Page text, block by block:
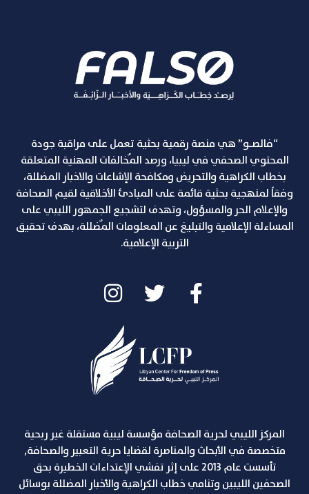
“فالصـو” هي منصة رقمية بحثية تعمل على مراقبة جودة
المحتوي الصحفي في ليبيا، ورصد المٌخالفات المهنية المتعلقة
بخطاب الكراهية والتحريض ومكافحة الإشاعات والاخبار المضللة،
وفقاً لمنهجية بحثية قائمة على المبادئ الأخلاقية لقيم الصحافة
والإعلام الحر والمسؤول، وتهدف لتشجيع الجمهور الليبي على
المساءلة الإعلامية والتبليغ عن المعلومات المٌضللة، بهدف تحقيق
التربية الإعلامية.
المركز الليبي لحرية الصحافة مؤسسة ليبية مستقلة غير ربحية
متخصصة في الأبحاث والمناصرة لقضايا حرية التعبير والصحافة,
تأسست عام 2013 على إثر تفشي الإعتداءات الخطيرة بحق
الصحفين الليبين وتنامي خطاب الكراهية والأخبار المضللة بوسائل